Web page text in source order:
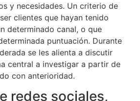
y necesidades. Un criterio de
clientes que hayan tenido
determinado canal, o que
puntuación. Durante
se les alienta a discutir
central a investigar a partir de
con anterioridad.
redes sociales,